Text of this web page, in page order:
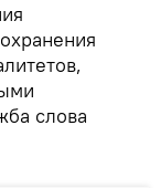
слова